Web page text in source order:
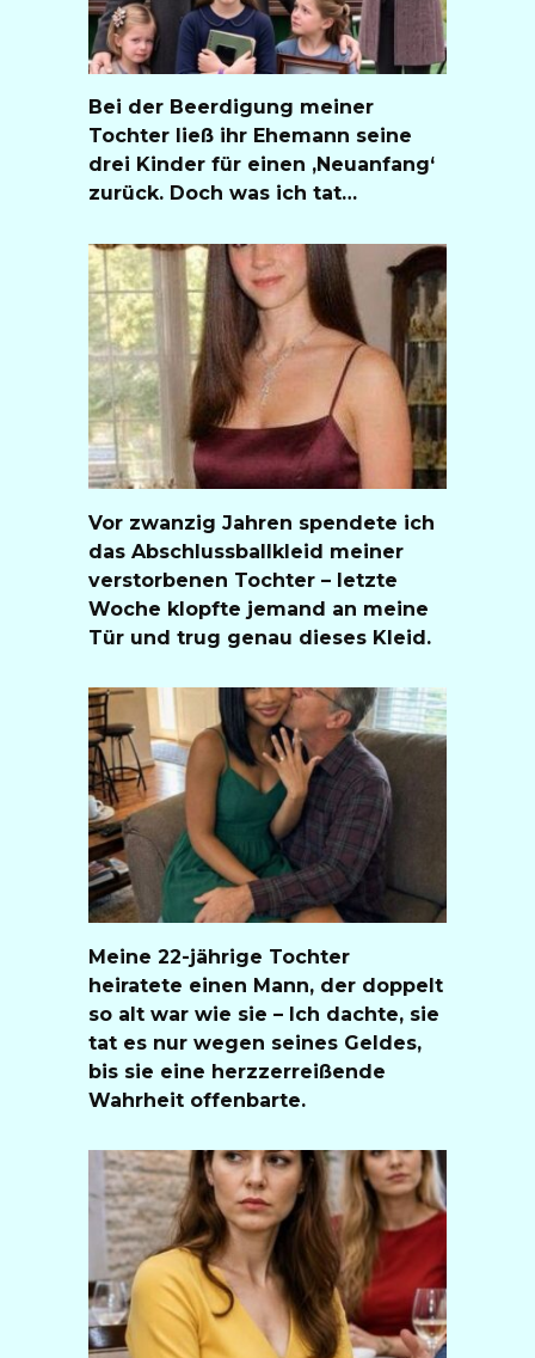
Bei der Beerdigung meiner
Tochter ließ ihr Ehemann seine
drei Kinder für einen ‚Neuanfang‘
zurück. Doch was ich tat…
Vor zwanzig Jahren spendete ich
das Abschlussballkleid meiner
verstorbenen Tochter – letzte
Woche klopfte jemand an meine
Tür und trug genau dieses Kleid.
Meine 22-jährige Tochter
heiratete einen Mann, der doppelt
so alt war wie sie – Ich dachte, sie
tat es nur wegen seines Geldes,
bis sie eine herzzerreißende
Wahrheit offenbarte.